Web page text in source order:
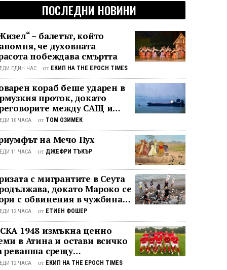
ПОСЛЕДНИ НОВИНИ
– балетът, който
че духовната
побеждава смъртта
ЕДИН ЧАС от ЕКИП НА THE EPOCH TIMES
кораб беше ударен в
проток, докато
между САЩ и
останаха в безизходица
10 ЧАСА от ТОМ ОЗИМЕК
на Мечо Пух
11 ЧАСА от ДЖЕФРИ ТЪКЪР
с мигрантите в Сеута
докато Мароко се
с обвинения в чужбина и
у дома
12 ЧАСА от ЕТИЕН ФОШЕР
1948 измъкна ценно
в Атина и остави всичко
реванша срещу
12 ЧАСА от ЕКИП НА THE EPOCH TIMES